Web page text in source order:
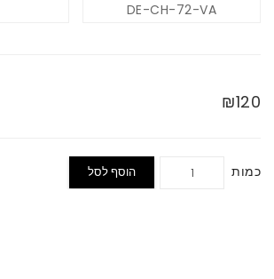
DE-CH-72-VA
₪120
כמות הוסף לסל